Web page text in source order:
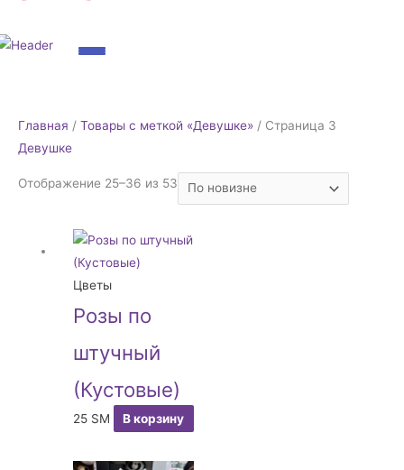
Главная / Товары с меткой «Девушке» / Страница 3
Девушке
Отображение 25–36 из 53
Сортировка:
недавние
Цветы
Розы по
штучный
(Кустовые)
25 ЅМ В корзину